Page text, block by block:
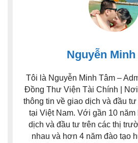
Nguyễn Minh
Tôi là Nguyễn Minh Tâm –
Đồng Thư Viện Tài Chính |
thông tin về giao dịch và đầu
tại Việt Nam. Với gần 10
dịch và đầu tư trên các thị
nhau và hơn 4 năm đào tạo